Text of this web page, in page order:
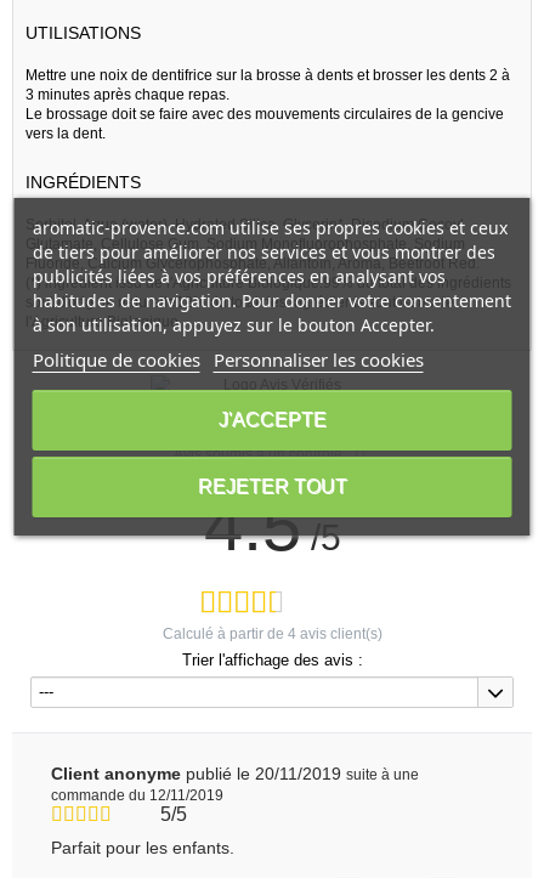
UTILISATIONS
Mettre une noix de dentifrice sur la brosse à dents et brosser les dents 2 à
3 minutes après chaque repas.
Le brossage doit se faire avec des mouvements circulaires de la gencive
vers la dent.
INGRÉDIENTS
Sorbitol, Aqua (water), Hydrated Silica, Glycerin*, Disodium Cocoyl
Glutamate, Cellulose Gum, Sodium Monofluorophosphate, Sodium
Fluoride, Calcium Glycerophosphate, Allantoïn, Aroma, Beetroot Red.
(*) ingrédient issu de l'Agriculture Biologique.99% du total des ingrédients
sont d'origine naturelle12% du total des ingrédients sont issus de
l'Agriculture Biologique.
Voir l'attestation de confiance
Avis soumis à un contrôle
4.5/5
Calculé à partir de 4avis client(s)
Trier l'affichage des avis :
---
Client anonyme publié le 20/11/2019 suite à une
commande du 12/11/2019
5/5
Parfait pour les enfants.
aromatic-provence.com utilise ses propres cookies et ceux
de tiers pour améliorer nos services et vous montrer des
publicités liées à vos préférences en analysant vos
habitudes de navigation. Pour donner votre consentement
à son utilisation, appuyez sur le bouton Accepter.
Politique de cookies Personnaliser les cookies
REJETER TOUT
J'ACCEPTE